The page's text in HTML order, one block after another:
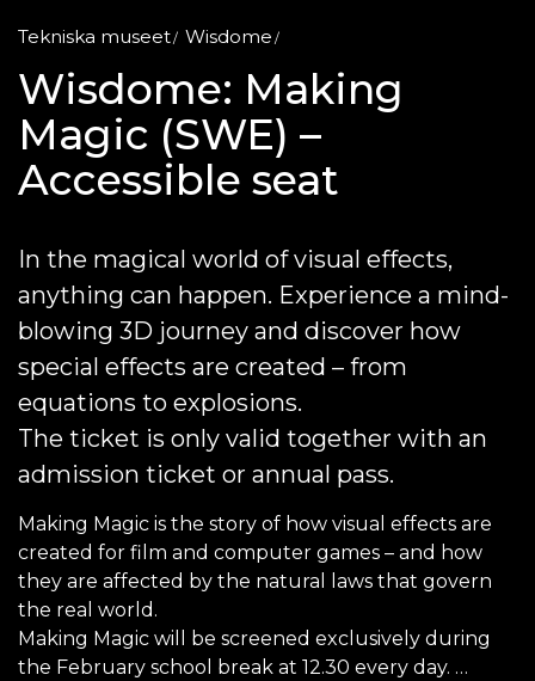
Tekniska museet Wisdome
Wisdome: Making
Magic (SWE) –
Accessible seat
In the magical world of visual effects,
anything can happen. Experience a mind-
blowing 3D journey and discover how
special effects are created – from
equations to explosions.
The ticket is only valid together with an
admission ticket or annual pass.
Making Magic is the story of how visual effects are
created for film and computer games – and how
they are affected by the natural laws that govern
the real world.
Making Magic will be screened exclusively during
the February school break at 12.30 every day.